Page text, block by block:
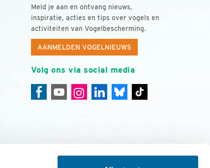
Meld je aan en ontvang nieuws,
inspiratie, acties en tips over vogels en
activiteiten van Vogelbescherming.
AANMELDEN VOGELNIEUWS
Volg ons via social media